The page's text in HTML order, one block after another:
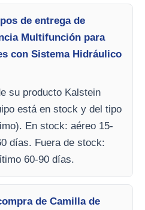
de entrega de
Multifunción para
con Sistema Hidráulico
su producto Kalstein
está en stock y del tipo
En stock: aéreo 15-
días. Fuera de stock:
60-90 días.
de Camilla de